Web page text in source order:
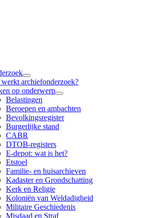
archiefonderzoek?
op onderwerp
Belastingen
Beroepen en ambachten
Bevolkingsregister
Burgerlijke stand
CABR
DTOB-registers
E-depot: wat is het?
Etstoel
Familie- en huisarchieven
Kadaster en Grondschatting
Kerk en Religie
Koloniën van Weldadigheid
Militaire Geschiedenis
Misdaad en Straf